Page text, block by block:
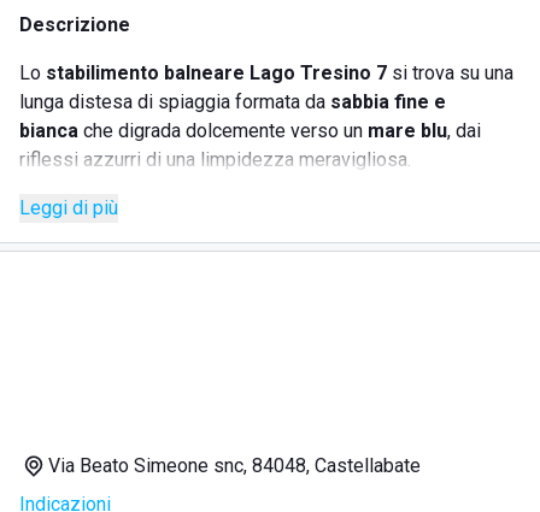
Descrizione
Lo stabilimento balneare Lago Tresino 7 si trova su una
lunga distesa di spiaggia formata da sabbia fine e
bianca che digrada dolcemente verso un mare blu, dai
riflessi azzurri di una limpidezza meravigliosa.
Tuffarsi per un bagno è il desiderio di tutti i turisti bagnanti
Leggi di più
Via Beato Simeone snc, 84048, Castellabate
Indicazioni